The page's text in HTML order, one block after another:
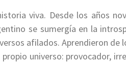
viva. Desde los años
se sumergía en la
afilados. Aprendieron de
universo: provocador,